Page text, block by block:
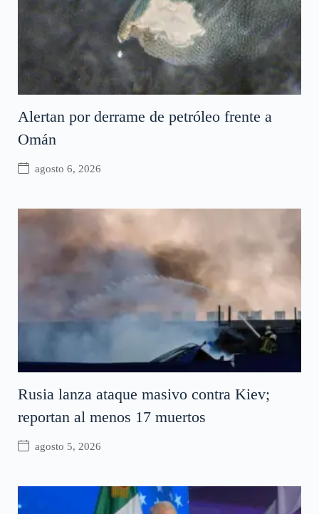
Alertan por derrame de petróleo frente a
Omán
agosto 6, 2026
Rusia lanza ataque masivo contra Kiev;
reportan al menos 17 muertos
agosto 5, 2026